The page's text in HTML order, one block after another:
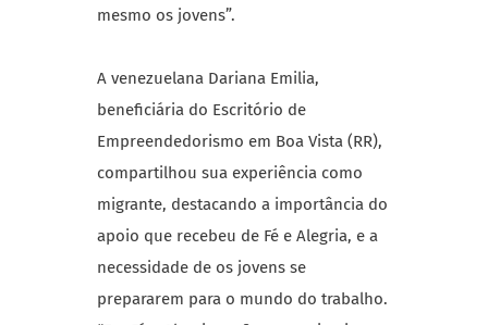
mesmo os jovens”.
A venezuelana Dariana Emilia,
beneficiária do Escritório de
Empreendedorismo em Boa Vista (RR),
compartilhou sua experiência como
migrante, destacando a importância do
apoio que recebeu de Fé e Alegria, e a
necessidade de os jovens se
prepararem para o mundo do trabalho.